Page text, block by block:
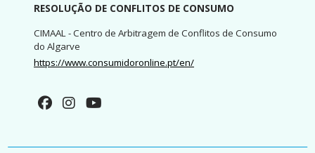
RESOLUÇÃO DE CONFLITOS DE CONSUMO
CIMAAL - Centro de Arbitragem de Conflitos de Consumo
do Algarve
https://www.consumidoronline.pt/en/